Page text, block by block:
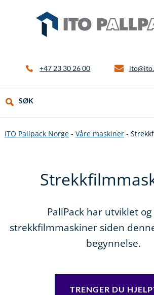
+47 23 30 26 00
SØK
ITO Pallpack Norge- Våre maskiner-
PallPack har utviklet
strekkfilmmaskiner siden
begynnelse.
TRENGER DU